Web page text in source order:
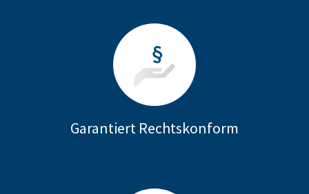
Garantiert Rechtskonform